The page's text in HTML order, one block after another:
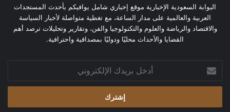
البوابة السعودية الإخبارية موقع إخباري شامل يوافيكم بأحدث المستجدات
العربية والعالمية على مدار الساعة، مع تغطية متواصلة لأخبار السياسة
والاقتصاد والرياضة والعلوم والتكنولوجيا والفن، وتقارير وتحليلات ترصد أهم
القضايا والأحداث محليًا ودوليًا بمصداقية واحترافية.
بريدك
الإلكتروني